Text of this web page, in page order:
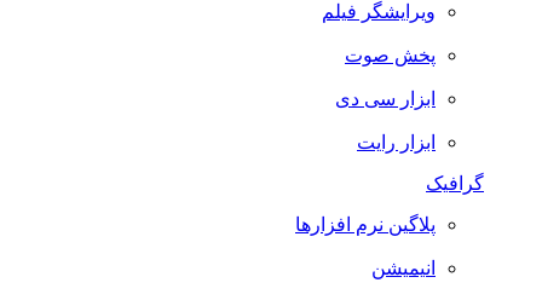
ویرایشگر فیلم
پخش صوت
ابزار سی دی
ابزار رایت
گرافیک
پلاگین نرم افزارها
انیمیشن